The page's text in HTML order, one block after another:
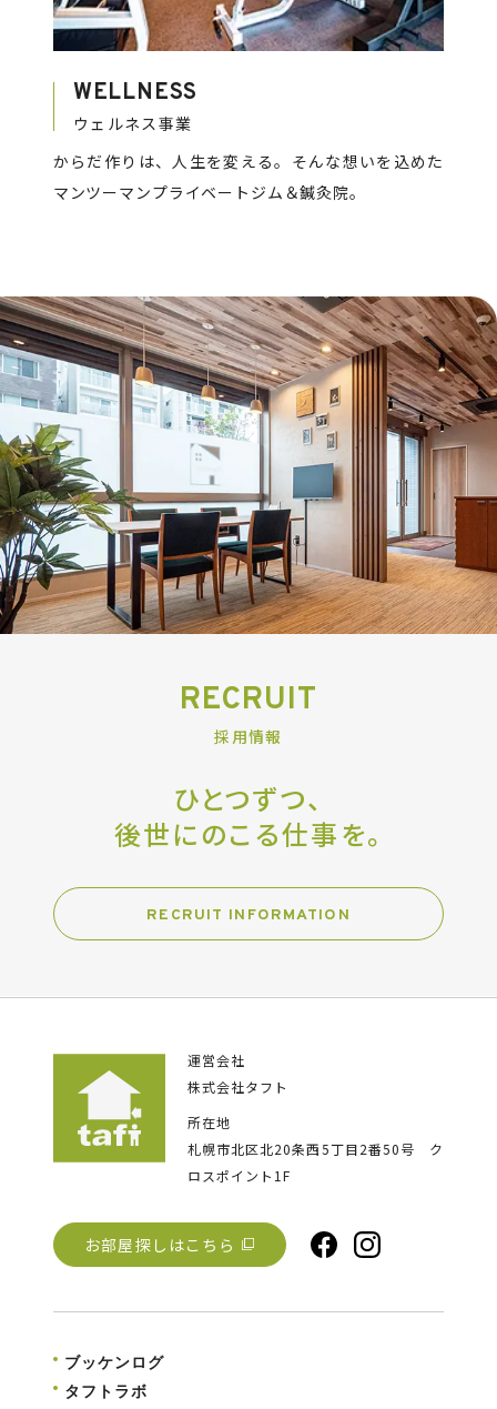
WELLNESS
ウェルネス事業
からだ作りは、人生を変える。そんな想いを込めた
マンツーマンプライベートジム＆鍼灸院。
RECRUIT
採用情報
ひとつずつ、
後世にのこる仕事を。
RECRUIT INFORMATION
運営会社
株式会社タフト
所在地
札幌市北区北20条西5丁目2番50号
ク
ロスポイント1F
お部屋探しはこちら
ブッケンログ
タフトラボ